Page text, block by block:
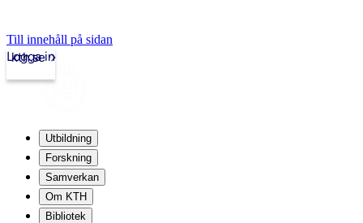
Till innehåll på sidan
kth.se
Logga in
Utbildning
Forskning
Samverkan
Om KTH
Bibliotek